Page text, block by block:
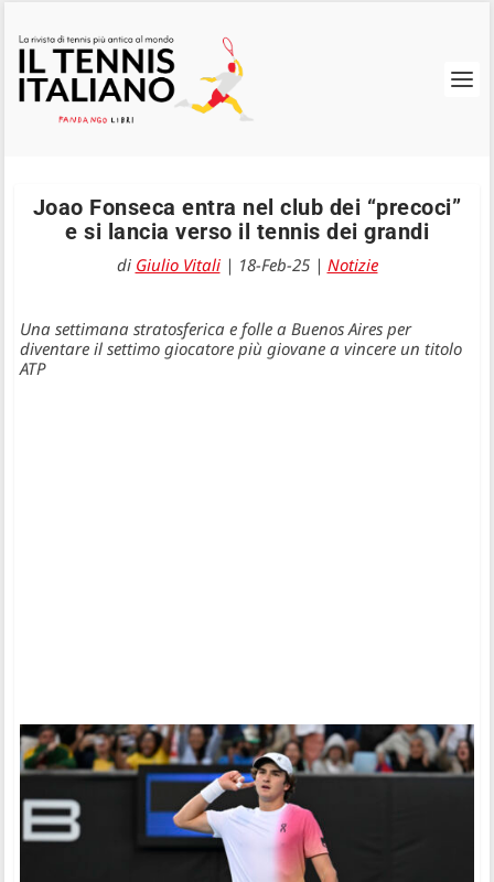
Joao Fonseca entra nel club dei “precoci”
e si lancia verso il tennis dei grandi
di Giulio Vitali| 18-Feb-25| Notizie
Una settimana stratosferica e folle a Buenos Aires per
diventare il settimo giocatore più giovane a vincere un titolo
ATP